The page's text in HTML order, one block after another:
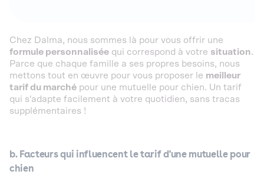
Chez Dalma, nous sommes là pour vous offrir une
formule personnalisée qui correspond à votre situation.
Parce que chaque famille a ses propres besoins, nous
mettons tout en œuvre pour vous proposer le meilleur
tarif du marché pour une mutuelle pour chien. Un tarif
qui s'adapte facilement à votre quotidien, sans tracas
supplémentaires !
b. Facteurs qui influencent le tarif d'une mutuelle pour
chien